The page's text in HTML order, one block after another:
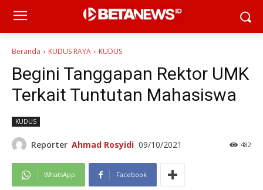
Beranda KUDUS RAYA KUDUS
Begini Tanggapan Rektor UMK
Terkait Tuntutan Mahasiswa
KUDUS
Reporter Ahmad Rosyidi 09/10/2021 482
WhatsApp Facebook